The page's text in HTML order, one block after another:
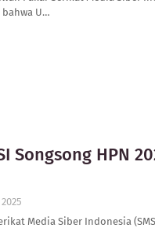
U…
Songsong HPN
Media Siber Indonesia